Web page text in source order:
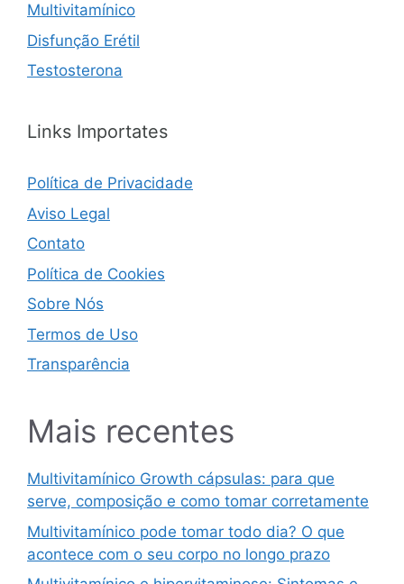
Multivitamínico
Disfunção Erétil
Testosterona
Links Importates
Política de Privacidade
Aviso Legal
Contato
Política de Cookies
Sobre Nós
Termos de Uso
Transparência
Mais recentes
Multivitamínico Growth cápsulas: para que
serve, composição e como tomar corretamente
Multivitamínico pode tomar todo dia? O que
acontece com o seu corpo no longo prazo